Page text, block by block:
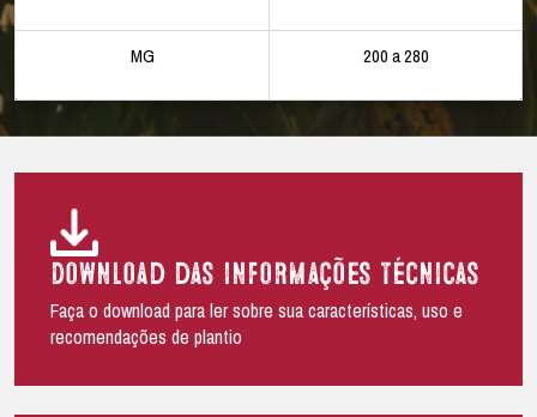
MG 200 a 280
Download das informações técnicas
Faça o download para ler sobre sua características, uso e
recomendações de plantio